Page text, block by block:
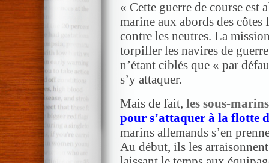
« Cette guerre de course est
marine aux abords des côtes
contre les neutres. La
torpiller les navires de
n’étant ciblés que « par
s’y attaquer.
Mais de fait, les sous-
pour s’attaquer à la flotte
marins allemands s’en
Au début, ils les